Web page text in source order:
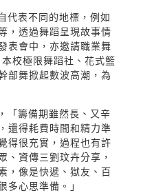
代表不同的地標，例如
，透過舞蹈呈現故事情
表會中，亦邀請職業舞
校極限舞蹈社、花式籃
部舞掀起數波高潮，為
「籌備期雖然長、又辛
還得耗費時間和精力準
得很充實，過程也有許
、資傳三劉玟卉分享，
，像是快遞、獄友、百
多心思準備。」